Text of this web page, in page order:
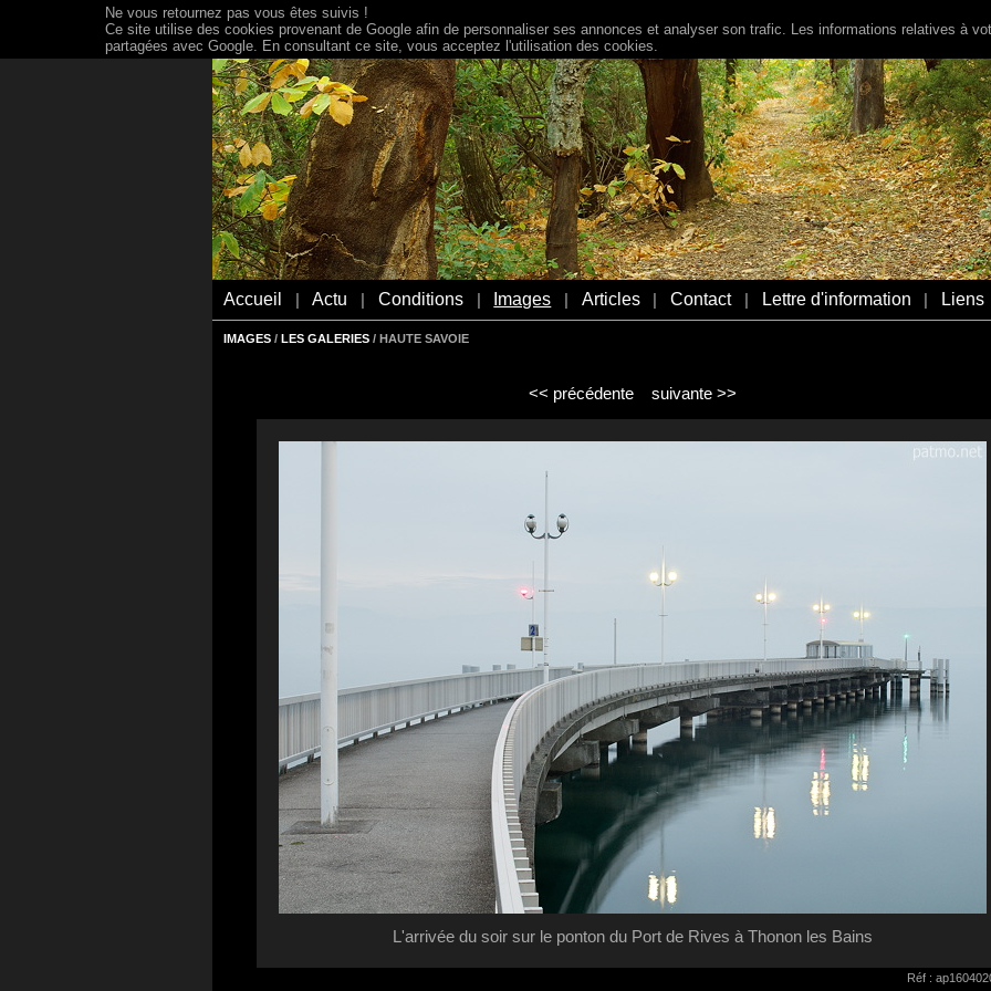
Accueil Actu Conditions Images Articles Contact Lettre d'information Liens
IMAGES / LES GALERIES / HAUTE SAVOIE
<< précédente suivante >>
L'arrivée du soir sur le ponton du Port de Rives à Thonon les Bains
Réf :
Ne vous retournez pas vous êtes suivis !
Ce site utilise des cookies provenant de Google afin de personnaliser ses annonces et analyser son trafic. Les informations relatives à
partagées avec Google. En consultant ce site, vous acceptez l'utilisation des cookies.